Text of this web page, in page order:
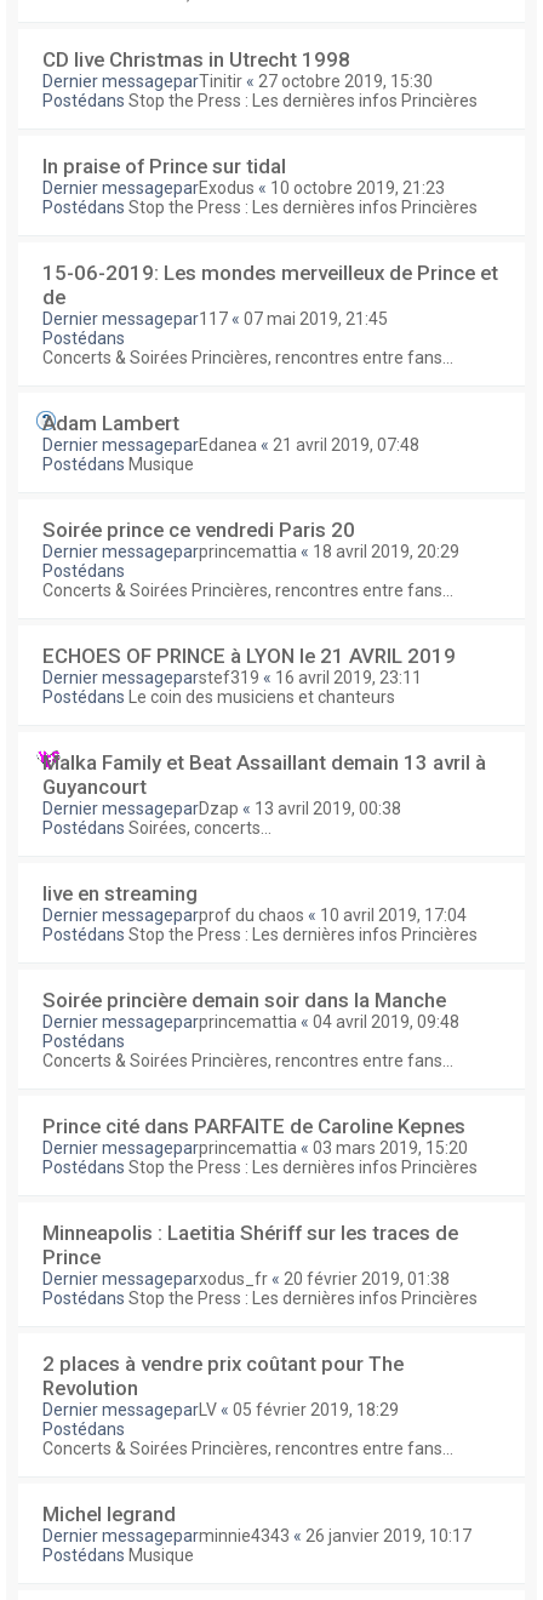
CD live Christmas in Utrecht 1998
Dernier messageparTinitir « 27 octobre 2019, 15:30
Postédans Stop the Press : Les dernières infos Princières
In praise of Prince sur tidal
Dernier messageparExodus « 10 octobre 2019, 21:23
Postédans Stop the Press : Les dernières infos Princières
15-06-2019: Les mondes merveilleux de Prince et
de
Dernier messagepar117 « 07 mai 2019, 21:45
Postédans
Concerts & Soirées Princières, rencontres entre fans...
Adam Lambert
Dernier messageparEdanea « 21 avril 2019, 07:48
Postédans Musique
Soirée prince ce vendredi Paris 20
Dernier messageparprincemattia « 18 avril 2019, 20:29
Postédans
Concerts & Soirées Princières, rencontres entre fans...
ECHOES OF PRINCE à LYON le 21 AVRIL 2019
Dernier messageparstef319 « 16 avril 2019, 23:11
Postédans
Le coin des musiciens et chanteurs
Malka Family et Beat Assaillant demain 13 avril à
Guyancourt
Dernier messageparDzap « 13 avril 2019, 00:38
Postédans Soirées, concerts...
live en streaming
Dernier messageparprof du chaos « 10 avril 2019, 17:04
Postédans Stop the Press : Les dernières infos Princières
Soirée princière demain soir dans la Manche
Dernier messageparprincemattia « 04 avril 2019, 09:48
Postédans
Concerts & Soirées Princières, rencontres entre fans...
Prince cité dans PARFAITE de Caroline Kepnes
Dernier messageparprincemattia « 03 mars 2019, 15:20
Postédans Stop the Press : Les dernières infos Princières
Minneapolis : Laetitia Shériff sur les traces de
Prince
Dernier messageparxodus_fr « 20 février 2019, 01:38
Postédans Stop the Press : Les dernières infos Princières
2 places à vendre prix coûtant pour The
Revolution
Dernier messagepar LV « 05 février 2019, 18:29
Postédans
Concerts & Soirées Princières, rencontres entre fans...
Michel legrand
Dernier messageparminnie4343 « 26 janvier 2019, 10:17
Postédans Musique